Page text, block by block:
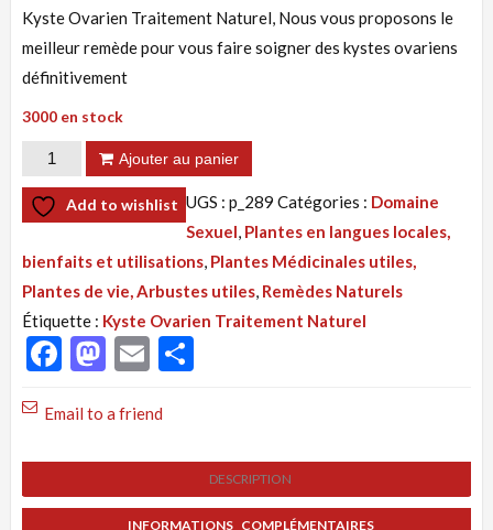
Kyste Ovarien Traitement Naturel, Nous vous proposons le
meilleur remède pour vous faire soigner des kystes ovariens
définitivement
3000 en stock
quantité
de
Tisane
:
Kyste
Ovarien
Traitement
Solution
Planes
Ajouter au panier
Add to wishlist UGS : p_289 Catégories : Domaine
Sexuel, Plantes en langues locales,
bienfaits et utilisations, Plantes Médicinales utiles,
Plantes de vie, Arbustes utiles, Remèdes Naturels
Étiquette : Kyste Ovarien Traitement Naturel
Facebook
Mastodon
Email
Email to a friend
DESCRIPTION
INFORMATIONS COMPLÉMENTAIRES